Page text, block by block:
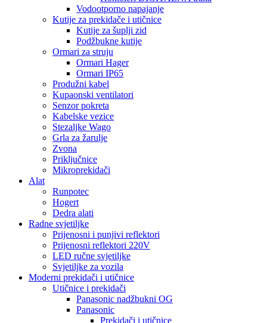
Vodootporno napajanje
Kutije za prekidače i utičnice
Kutije za šuplji zid
Podžbukne kutije
Ormari za struju
Ormari Hager
Ormari IP65
Produžni kabel
Kupaonski ventilatori
Senzor pokreta
Kabelske vezice
Stezaljke Wago
Grla za žarulje
Zvona
Priključnice
Mikroprekidači
Alat
Runpotec
Hogert
Dedra alati
Radne svjetiljke
Prijenosni i punjivi reflektori
Prijenosni reflektori 220V
LED ručne svjetiljke
Svjetiljke za vozila
Moderni prekidači i utičnice
Utičnice i prekidači
Panasonic nadžbukni OG
Panasonic
Prekidači i utičnice